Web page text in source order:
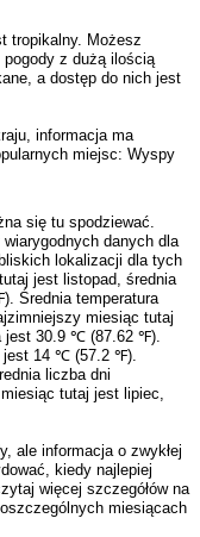
tropikalny. Możesz
pogody z dużą ilością
a dostęp do nich jest
informacja ma
miejsc: Wyspy
się tu spodziewać.
danych dla
lokalizacji dla tych
jest listopad, średnia
Średnia temperatura
miesiąc tutaj
jest 30.9 ℃ (87.62 ℉).
jest 14 ℃ (57.2 ℉).
liczba dni
tutaj jest lipiec,
ale informacja o zwykłej
kiedy najlepiej
więcej szczegółów na
miesiącach